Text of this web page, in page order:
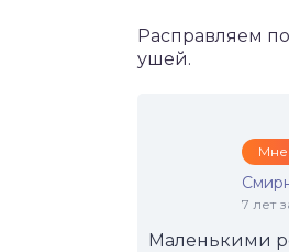
Расправляем
ушей.
7 лет
Маленькими